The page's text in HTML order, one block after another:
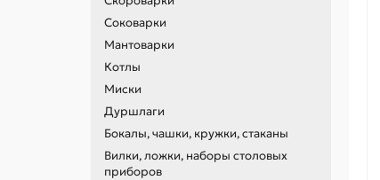
Соковарки
Мантоварки
Котлы
Миски
Дуршлаги
Бокалы, чашки, кружки, стаканы
Вилки, ложки, наборы столовых
приборов